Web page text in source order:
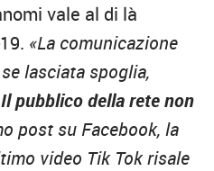
vale al di là
«La comunicazione
lasciata spoglia,
Il pubblico della rete non
post su Facebook, la
video Tik Tok risale